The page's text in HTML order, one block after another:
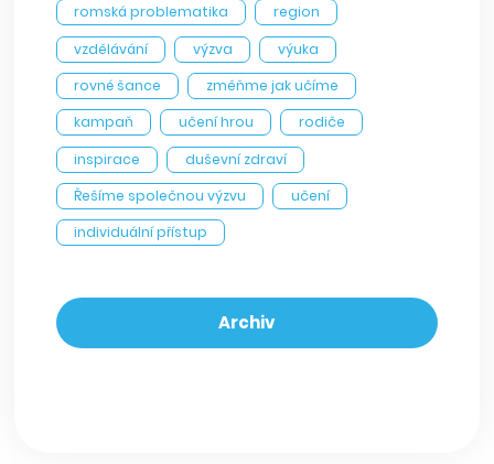
romská problematika
region
vzdělávání
výzva
výuka
rovné šance
změňme jak učíme
kampaň
učení hrou
rodiče
inspirace
duševní zdraví
Řešíme společnou výzvu
učení
individuální přístup
Archiv